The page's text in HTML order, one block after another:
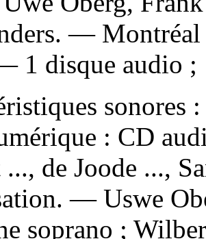
— Montréal
1 disque audio ;
sonores
: CD
..., de Joode ...,
— Uswe
soprano ;